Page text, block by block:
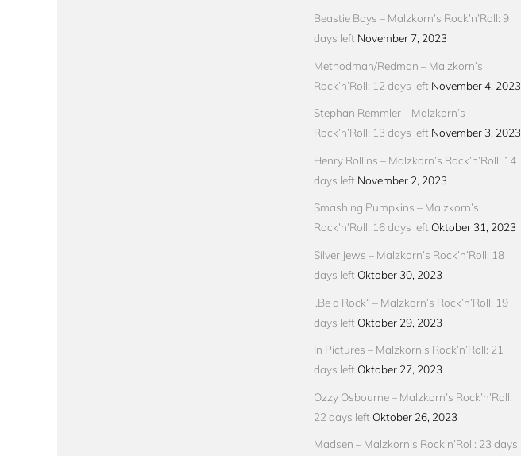
Beastie Boys – Malzkorn’s Rock’n’Roll: 9
days left November 7, 2023
Methodman/Redman – Malzkorn’s
Rock’n’Roll: 12 days left November 4, 2023
Stephan Remmler – Malzkorn’s
Rock’n’Roll: 13 days left November 3, 2023
Henry Rollins – Malzkorn’s Rock’n’Roll: 14
days left November 2, 2023
Smashing Pumpkins – Malzkorn’s
Rock’n’Roll: 16 days left Oktober 31, 2023
Silver Jews – Malzkorn’s Rock’n’Roll: 18
days left Oktober 30, 2023
„Be a Rock“ – Malzkorn’s Rock’n’Roll: 19
days left Oktober 29, 2023
In Pictures – Malzkorn’s Rock’n’Roll: 21
days left Oktober 27, 2023
Ozzy Osbourne – Malzkorn’s Rock’n’Roll:
22 days left Oktober 26, 2023
Madsen – Malzkorn’s Rock’n’Roll: 23 days